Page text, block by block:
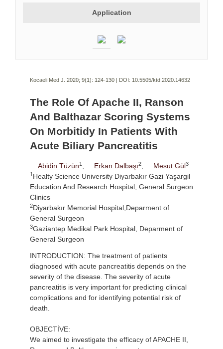
Application
Kocaeli Med J. 2020; 9(1): 124-130 | DOI: 10.5505/ktd.2020.14632
The Role Of Apache II, Ranson
And Balthazar Scoring Systems
On Morbitidy In Patients With
Acute Biliary Pancreatitis
Abidin Tüzün1 Erkan Dalbaşı2 Mesut Gül3
1 Healty Science University Diyarbakır Gazi Yaşargil
Education And Research Hospital, General Surgeon
Clinics
2Diyarbakır Memorial Hospital,Deparment of
General Surgeon
3Gaziantep Medikal Park Hospital, Deparment of
General Surgeon
INTRODUCTION: The treatment of patients
diagnosed with acute pancreatitis depends on the
severity of the disease. The severity of acute
pancreatitis is very important for predicting clinical
complications and for identifying potential risk of
death.
OBJECTİVE:
We aimed to investigate the efficacy of APACHE II,